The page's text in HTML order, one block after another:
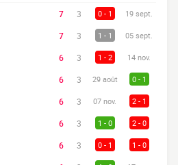
7 3 0 - 1 19 sept.
7 3 1 - 1 05 sept.
6 3 1 - 2 14 nov.
6 3 29 août 0 - 1
6 3 07 nov. 2 - 1
6 3 1 - 0 2 - 0
6 3 0 - 1 1 - 0